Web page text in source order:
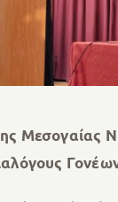
Μεσογαίας